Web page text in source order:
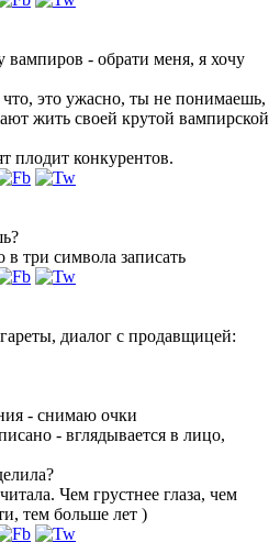
вампиров - обрати меня, я хочу
это ужасно, ты не понимаешь,
жить своей крутой вампирской
плодит конкурентов.
три символа записать
диалог с продавщицей:
- снимаю очки
- вглядывается в лицо,
Чем грустнее глаза, чем
тем больше лет )